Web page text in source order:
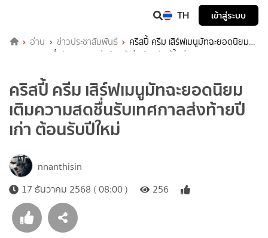
TH เข้าสู่ระบบ
อ่าน ข่าวประชาสัมพันธ์
คริสปี้ ครีม เสิร์ฟเมนูมัทฉะยอดนิยม
เติมความสดชื่นรับเทศกาลส่งท้ายปีเก่า ต้อนรับปีใหม่
คริสปี้ ครีม เสิร์ฟเมนูมัทฉะยอดนิยม
เติมความสดชื่นรับเทศกาลส่งท้ายปี
เก่า ต้อนรับปีใหม่
nnanthisin
17 ธันวาคม 2568 ( 08:00 )
256